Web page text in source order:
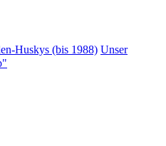
Huskys (bis 1988) Unser